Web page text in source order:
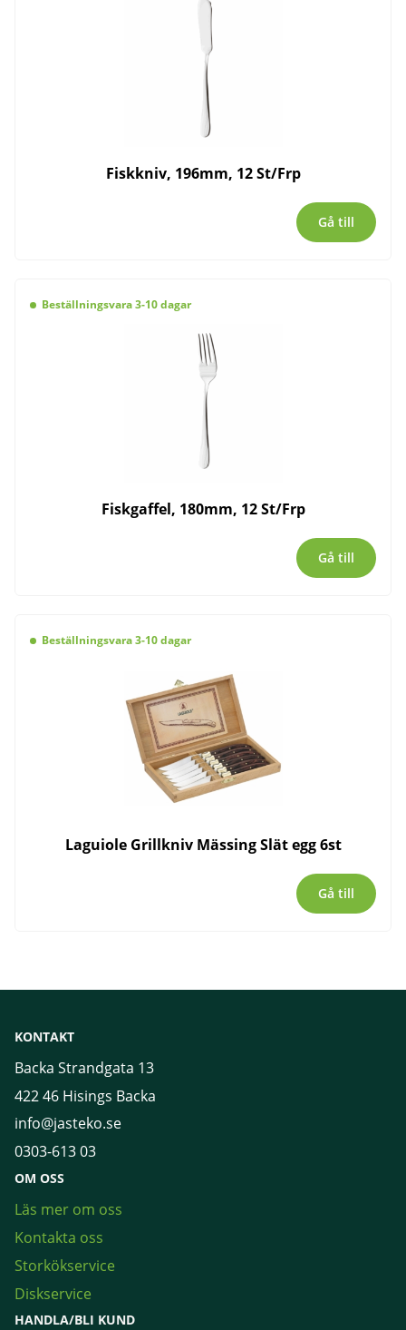
Fiskkniv, 196mm, 12 St/Frp
Gå till
Beställningsvara 3-10 dagar
Fiskgaffel, 180mm, 12 St/Frp
Gå till
Beställningsvara 3-10 dagar
Laguiole Grillkniv Mässing Slät egg 6st
Gå till
KONTAKT
Backa Strandgata 13
422 46 Hisings Backa
info@jasteko.se
0303-613 03
OM OSS
Läs mer om oss
Kontakta oss
Storkökservice
Diskservice
HANDLA/BLI KUND